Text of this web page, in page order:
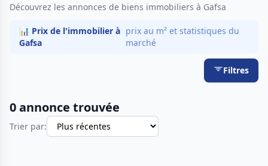
Découvrez les annonces de biens immobiliers à Gafsa
📊 Prix de l'immobilier à
Gafsa
prix au m² et statistiques du
marché
Filtres
0 annonce trouvée
Trier par: